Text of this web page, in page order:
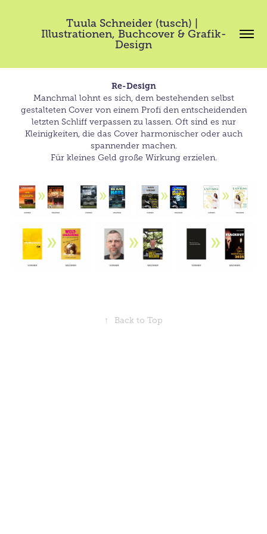
Tuula Schneider (tusch) |
Illustrationen, Buchcover & Grafik-
Design
Re-Design
Manchmal lohnt es sich, dem bestehenden selbst
gestalteten Cover von einem Profi den entscheidenden
letzten Schliff verpassen zu lassen. Oft sind es nur
Kleinigkeiten, die das Cover harmonischer oder auch
spannender machen.
​​​​​​​Für kleines Geld große Wirkung erzielen.
↑ Back to Top